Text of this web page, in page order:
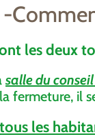
les deux
salle du
fermeture, il
tous les